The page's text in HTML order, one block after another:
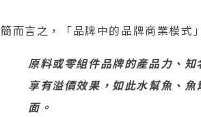
簡而言之，「品牌中的品牌商業模式
原料或零組件品牌的產品力、
享有溢價效果，如此水幫魚、
面。